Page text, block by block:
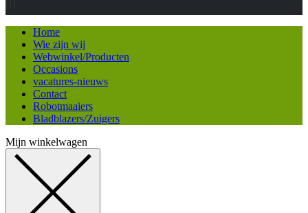
Home
Wie zijn wij
Webwinkel/Producten
Occasions
vacatures-nieuws
Contact
Robotmaaiers
Bladblazers/Zuigers
Mijn winkelwagen